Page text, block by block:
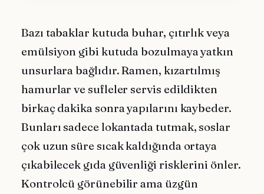
Bazı tabaklar kutuda buhar, çıtırlık veya
emülsiyon gibi kutuda bozulmaya yatkın
unsurlara bağlıdır. Ramen, kızartılmış
hamurlar ve sufleler servis edildikten
birkaç dakika sonra yapılarını kaybeder.
Bunları sadece lokantada tutmak, soslar
çok uzun süre sıcak kaldığında ortaya
çıkabilecek gıda güvenliği risklerini önler.
Kontrolcü görünebilir ama üzgün